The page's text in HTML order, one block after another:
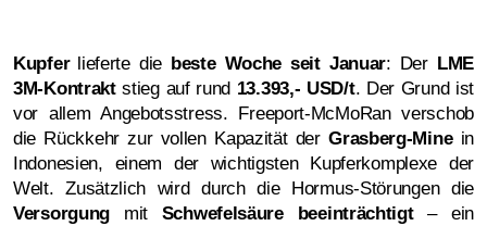
Kupfer lieferte die beste Woche seit Januar: Der LME
3M-Kontraktstieg auf rund 13.393,- USD/t. Der Grund ist
vor allem Angebotsstress. Freeport-McMoRan verschob
die Rückkehr zur vollen Kapazität derGrasberg-Minein
Indonesien, einem der wichtigsten Kupferkomplexe der
Welt. Zusätzlich wird durch die Hormus-Störungen die
Versorgung mit Schwefelsäure beeinträchtigt– ein